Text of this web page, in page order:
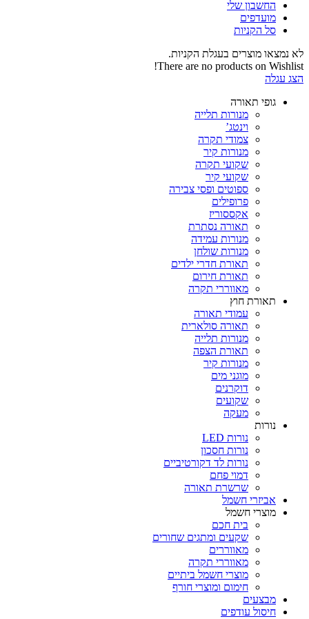
החשבון שלי‬
‫מועדפים‬‬
סל הקניות
לא נמצאו מוצרים בעגלת הקניות.
There are no products on Wishlist!
הצג עגלה
גופי תאורה
מנורות תלייה
וינטג’
צמודי תקרה
מנורות קיר
שקועי תקרה
שקועי קיר
ספוטים ופסי צבירה
פרופילים
אקססוריז
תאורה נסתרת
מנורות עמידה
מנורות שולחן
תאורת חדרי ילדים
תאורת חירום
מאווררי תקרה
תאורת חוץ
עמודי תאורה
תאורה סולארית
מנורות תלייה
תאורת הצפה
מנורות קיר
מוגני מים
דוקרנים
שקועים
מעקה
נורות
נורות LED
נורות חסכון
נורות לד דקורטיביים
דמוי פחם
שרשרת תאורה
אביזרי חשמל
מוצרי חשמל
בית חכם
שקעים ומתגים שחורים
מאווררים
מאווררי תקרה
מוצרי חשמל ביתיים
חימום ומוצרי חורף
מבצעים
חיסול עודפים